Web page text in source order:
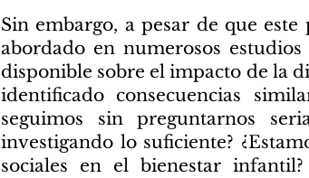
Sin embargo, a pesar de que
abordado en numerosos
disponible sobre el impacto de la
identificado consecuencias
seguimos sin preguntarnos
investigando lo suficiente?
sociales en el bienestar